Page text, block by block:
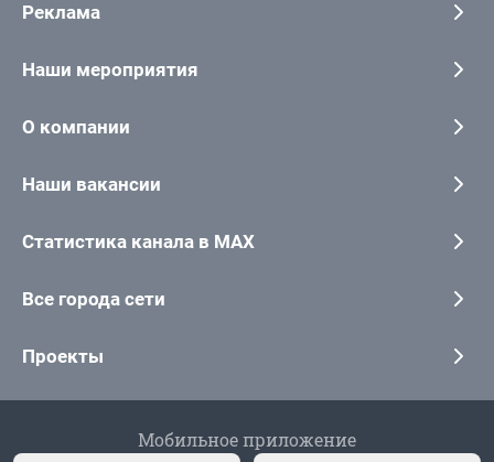
Реклама
Наши мероприятия
О компании
Наши вакансии
Статистика канала в MAX
Все города сети
Проекты
Мобильное приложение